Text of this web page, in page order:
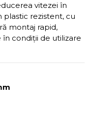
vitezei în
plastic rezistent, cu
montaj rapid,
condiții de utilizare